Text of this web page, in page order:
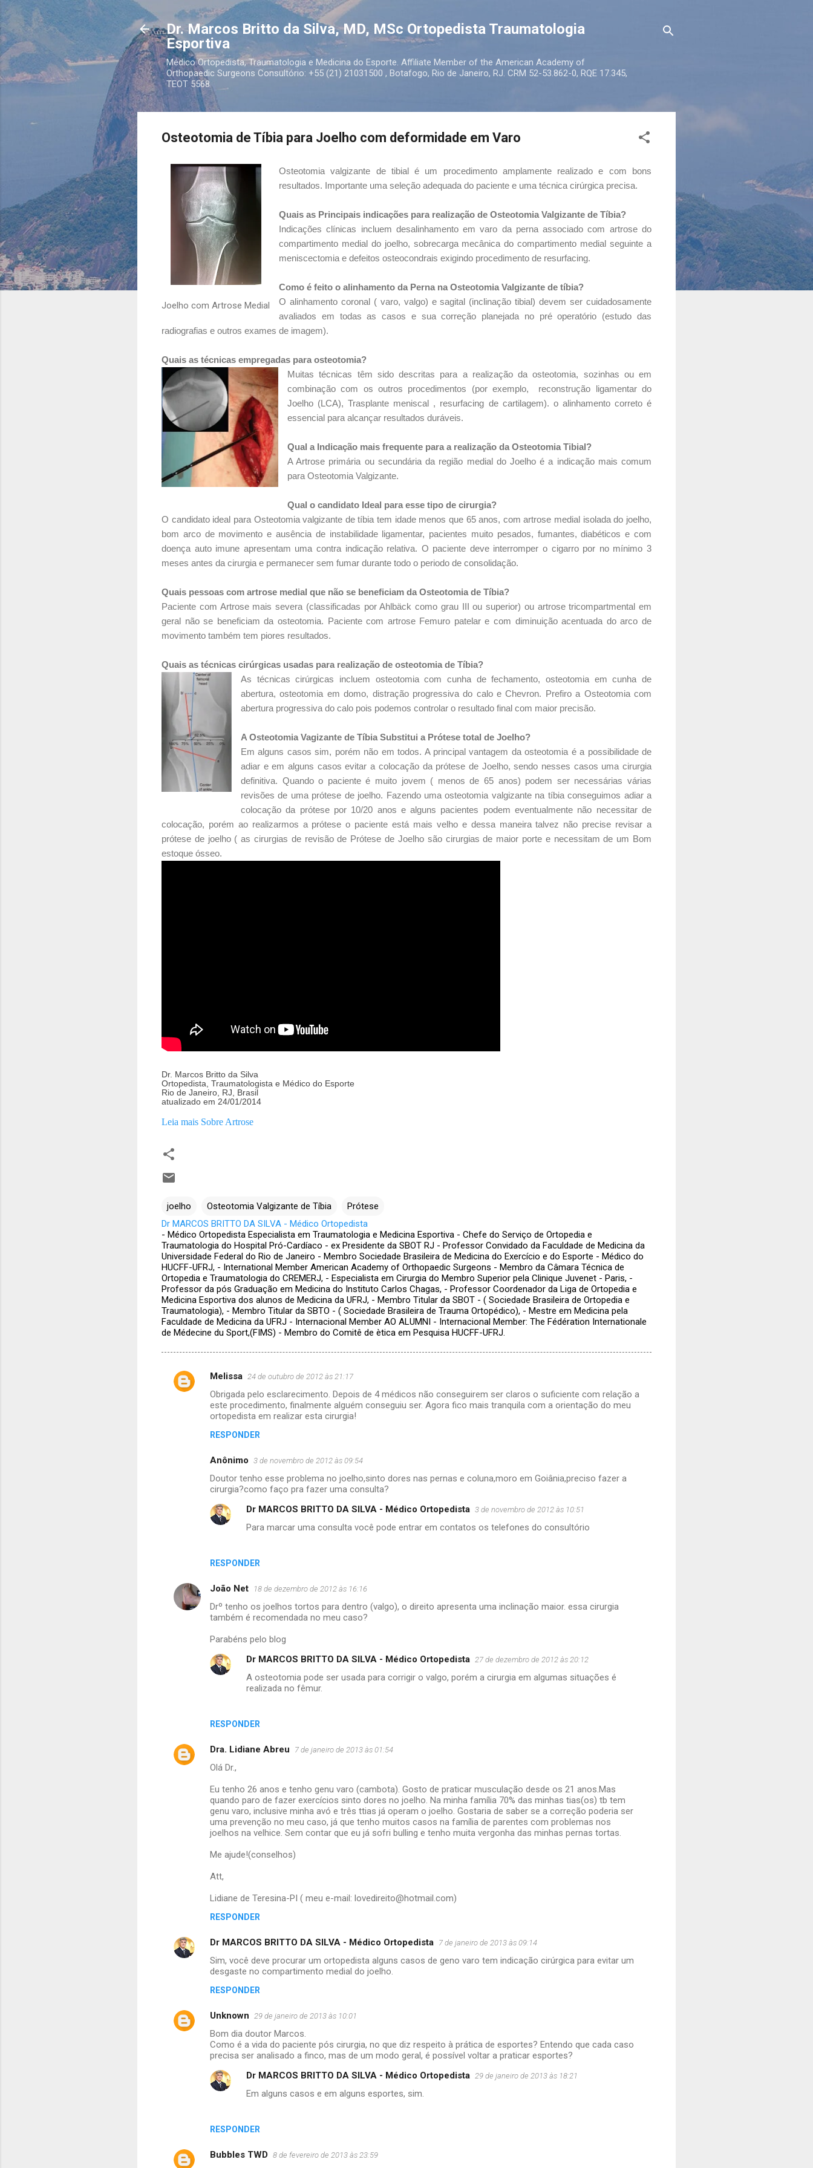
Pular para o conteúdo principal
Dr. Marcos Britto da Silva, MD, MSc Ortopedista Traumatologia
Esportiva
Médico Ortopedista, Traumatologia e Medicina do Esporte. Affiliate Member of the American Academy of
Orthopaedic Surgeons Consultório: +55 (21) 21031500 , Botafogo, Rio de Janeiro, RJ. CRM 52-53.862-0, RQE 17.345,
TEOT 5568
Osteotomia de Tíbia para Joelho com deformidade em Varo
Joelho com Artrose Medial
Osteotomia valgizante de tibial é um procedimento amplamente realizado e com bons
resultados. Importante uma seleção adequada do paciente e uma técnica cirúrgica precisa.
Quais as Principais indicações para realização de Osteotomia Valgizante de Tíbia?
Indicações clínicas incluem desalinhamento em varo da perna associado com artrose do
compartimento medial do joelho, sobrecarga mecânica do compartimento medial seguinte a
meniscectomia e defeitos osteocondrais exigindo procedimento de resurfacing.
Como é feito o alinhamento da Perna na Osteotomia Valgizante de tíbia?
O alinhamento coronal ( varo, valgo) e sagital (inclinação tibial) devem ser cuidadosamente
avaliados em todas as casos e sua correção planejada no pré operatório (estudo das
radiografias e outros exames de imagem).
Quais as técnicas empregadas para osteotomia?
Muitas técnicas têm sido descritas para a realização da osteotomia, sozinhas ou em
combinação com os outros procedimentos (por exemplo, reconstrução ligamentar do
Joelho (LCA), Trasplante meniscal , resurfacing de cartilagem). o alinhamento correto é
essencial para alcançar resultados duráveis.
Qual a Indicação mais frequente para a realização da Osteotomia Tibial?
A Artrose primária ou secundária da região medial do Joelho é a indicação mais comum
para Osteotomia Valgizante.
Qual o candidato Ideal para esse tipo de cirurgia?
O candidato ideal para Osteotomia valgizante de tíbia tem idade menos que 65 anos, com artrose medial isolada do joelho,
bom arco de movimento e ausência de instabilidade ligamentar, pacientes muito pesados, fumantes, diabéticos e com
doença auto imune apresentam uma contra indicação relativa. O paciente deve interromper o cigarro por no mínimo 3
meses antes da cirurgia e permanecer sem fumar durante todo o periodo de consolidação.
Quais pessoas com artrose medial que não se beneficiam da Osteotomia de Tíbia?
Paciente com Artrose mais severa (classificadas por Ahlbäck como grau III ou superior) ou artrose tricompartmental em
geral não se beneficiam da osteotomia. Paciente com artrose Femuro patelar e com diminuição acentuada do arco de
movimento também tem piores resultados.
Quais as técnicas cirúrgicas usadas para realização de osteotomia de Tíbia?
As técnicas cirúrgicas incluem osteotomia com cunha de fechamento, osteotomia em cunha de
abertura, osteotomia em domo, distração progressiva do calo e Chevron. Prefiro a Osteotomia com
abertura progressiva do calo pois podemos controlar o resultado final com maior precisão.
A Osteotomia Vagizante de Tíbia Substitui a Prótese total de Joelho?
Em alguns casos sim, porém não em todos. A principal vantagem da osteotomia é a possibilidade de
adiar e em alguns casos evitar a colocação da prótese de Joelho, sendo nesses casos uma cirurgia
definitiva. Quando o paciente é muito jovem ( menos de 65 anos) podem ser necessárias várias
revisões de uma prótese de joelho. Fazendo uma osteotomia valgizante na tíbia conseguimos adiar a
colocação da prótese por 10/20 anos e alguns pacientes podem eventualmente não necessitar de
colocação, porém ao realizarmos a prótese o paciente está mais velho e dessa maneira talvez não precise revisar a
prótese de joelho ( as cirurgias de revisão de Prótese de Joelho são cirurgias de maior porte e necessitam de um Bom
estoque ósseo.
Dr. Marcos Britto da Silva
Ortopedista, Traumatologista e Médico do Esporte
Rio de Janeiro, RJ, Brasil
atualizado em 24/01/2014
Leia mais Sobre Artrose
joelho Osteotomia Valgizante de Tíbia
Prótese
Dr MARCOS BRITTO DA SILVA - Médico Ortopedista
- Médico Ortopedista Especialista em Traumatologia e Medicina Esportiva - Chefe do Serviço de Ortopedia e
Traumatologia do Hospital Pró-Cardíaco - ex Presidente da SBOT RJ - Professor Convidado da Faculdade de Medicina da
Universidade Federal do Rio de Janeiro - Membro Sociedade Brasileira de Medicina do Exercício e do Esporte - Médico do
HUCFF-UFRJ, - International Member American Academy of Orthopaedic Surgeons - Membro da Câmara Técnica de
Ortopedia e Traumatologia do CREMERJ, - Especialista em Cirurgia do Membro Superior pela Clinique Juvenet - Paris, -
Professor da pós Graduação em Medicina do Instituto Carlos Chagas, - Professor Coordenador da Liga de Ortopedia e
Medicina Esportiva dos alunos de Medicina da UFRJ, - Membro Titular da SBOT - ( Sociedade Brasileira de Ortopedia e
Traumatologia), - Membro Titular da SBTO - ( Sociedade Brasileira de Trauma Ortopédico), - Mestre em Medicina pela
Faculdade de Medicina da UFRJ - Internacional Member AO ALUMNI - Internacional Member: The Fédération Internationale
de Médecine du Sport,(FIMS) - Membro do Comitê de ètica em Pesquisa HUCFF-UFRJ.
C
Melissa 24 de outubro de 2012 às 21:17
Obrigada pelo esclarecimento. Depois de 4 médicos não conseguirem ser claros o suficiente com relação a
este procedimento, finalmente alguém conseguiu ser. Agora fico mais tranquila com a orientação do meu
ortopedista em realizar esta cirurgia!
RESPONDER
Anônimo 3 de novembro de 2012 às 09:54
Doutor tenho esse problema no joelho,sinto dores nas pernas e coluna,moro em Goiânia,preciso fazer a
cirurgia?como faço pra fazer uma consulta?
RESPONDER
Dr MARCOS BRITTO DA SILVA - Médico Ortopedista 3 de novembro de 2012 às 10:51
Para marcar uma consulta você pode entrar em contatos os telefones do consultório
João Net 18 de dezembro de 2012 às 16:16
Drº tenho os joelhos tortos para dentro (valgo), o direito apresenta uma inclinação maior. essa cirurgia
também é recomendada no meu caso?
Parabéns pelo blog
RESPONDER
Dr MARCOS BRITTO DA SILVA - Médico Ortopedista 27 de dezembro de 2012 às 20:12
A osteotomia pode ser usada para corrigir o valgo, porém a cirurgia em algumas situações é
realizada no fêmur.
Dra. Lidiane Abreu 7 de janeiro de 2013 às 01:54
Olá Dr.,
Eu tenho 26 anos e tenho genu varo (cambota). Gosto de praticar musculação desde os 21 anos.Mas
quando paro de fazer exercícios sinto dores no joelho. Na minha família 70% das minhas tias(os) tb tem
genu varo, inclusive minha avó e três ttias já operam o joelho. Gostaria de saber se a correção poderia ser
uma prevenção no meu caso, já que tenho muitos casos na família de parentes com problemas nos
joelhos na velhice. Sem contar que eu já sofri bulling e tenho muita vergonha das minhas pernas tortas.
Me ajude!(conselhos)
Att,
Lidiane de Teresina-PI ( meu e-mail: lovedireito@hotmail.com)
RESPONDER
Dr MARCOS BRITTO DA SILVA - Médico Ortopedista 7 de janeiro de 2013 às 09:14
Sim, você deve procurar um ortopedista alguns casos de geno varo tem indicação cirúrgica para evitar um
desgaste no compartimento medial do joelho.
RESPONDER
Unknown 29 de janeiro de 2013 às 10:01
Bom dia doutor Marcos.
Como é a vida do paciente pós cirurgia, no que diz respeito à prática de esportes? Entendo que cada caso
precisa ser analisado a finco, mas de um modo geral, é possível voltar a praticar esportes?
RESPONDER
Dr MARCOS BRITTO DA SILVA - Médico Ortopedista 29 de janeiro de 2013 às 18:21
Em alguns casos e em alguns esportes, sim.
Bubbles TWD 8 de fevereiro de 2013 às 23:59